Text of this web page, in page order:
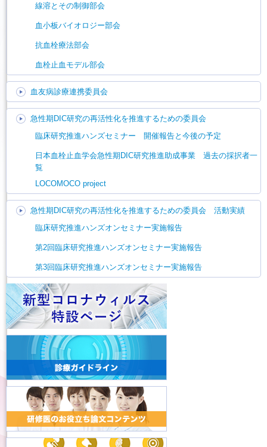
線溶とその制御部会
血小板バイオロジー部会
抗血栓療法部会
血栓止血モデル部会
血友病診療連携委員会
急性期DIC研究の再活性化を推進するための委員会
臨床研究推進ハンズセミナー 開催報告と今後の予定
日本血栓止血学会急性期DIC研究推進助成事業 過去の採択者一
覧
LOCOMOCO project
急性期DIC研究の再活性化を推進するための委員会 活動実績
臨床研究推進ハンズオンセミナー実施報告
第2回臨床研究推進ハンズオンセミナー実施報告
第3回臨床研究推進ハンズオンセミナー実施報告